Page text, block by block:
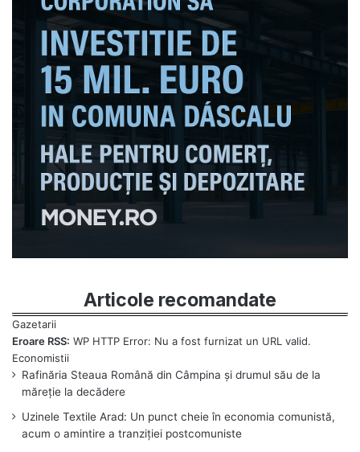
Articole recomandate
Eroare RSS: WP HTTP Error: Nu a fost furnizat un URL valid.
Rafinăria Steaua Română din Câmpina și drumul său de la
măreție la decădere
Uzinele Textile Arad: Un punct cheie în economia comunistă,
acum o amintire a tranziției postcomuniste